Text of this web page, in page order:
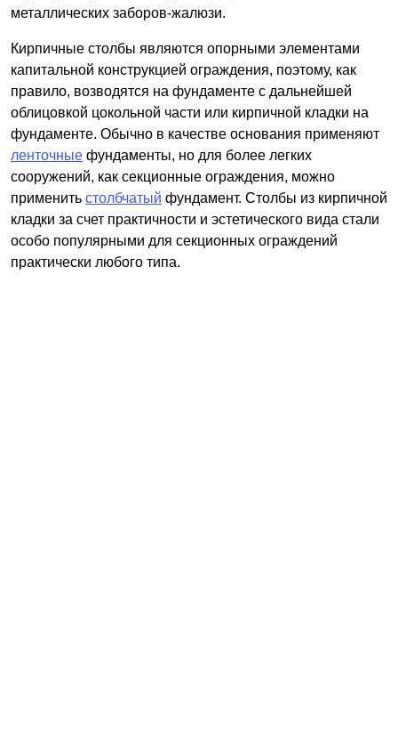
металлических заборов-жалюзи.
Кирпичные столбы являются опорными элементами
капитальной конструкцией ограждения, поэтому, как
правило, возводятся на фундаменте с дальнейшей
облицовкой цокольной части или кирпичной кладки на
фундаменте. Обычно в качестве основания применяют
ленточные фундаменты, но для более легких
сооружений, как секционные ограждения, можно
применить столбчатый фундамент. Столбы из кирпичной
кладки за счет практичности и эстетического вида стали
особо популярными для секционных ограждений
практически любого типа.